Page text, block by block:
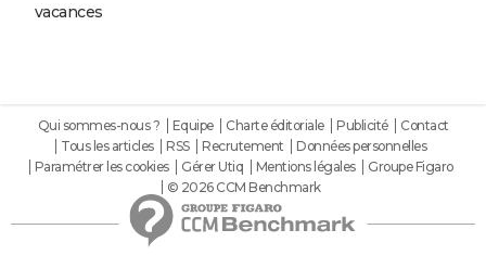
vacances
Qui sommes-nous ? Equipe Charte éditoriale Publicité
Contact
Tous les articles
RSS Recrutement
Données personnelles
Paramétrer les cookies
Gérer Utiq Mentions légales
Groupe Figaro
© 2026 CCM Benchmark